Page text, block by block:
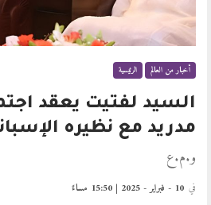
أخبار من العالم الرئيسية
السيد لفتيت يعقد
مدريد مع نظيره
و.م.ع
في 10 - فبراير - 2025 | 15:50 مساءً